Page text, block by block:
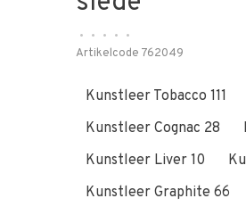
• • • •
•
Artikelcode 762049
Kunstleer Tobacco 111
Kunstleer Cognac 28
Kunstleer Liver 10
Kunstleer Graphite 66